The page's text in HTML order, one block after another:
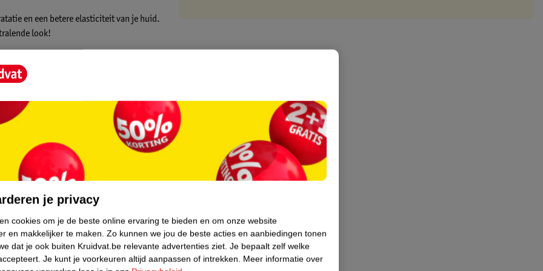
en een betere elasticiteit van je huid.
look!
met een make-upkwast, je vingers of
je privacy
cookies om je de beste online ervaring te bieden en om onze website
en makkelijker te maken. Zo kunnen we jou de beste acties en aanbiedingen tonen
dat je ook buiten Kruidvat.be relevante advertenties ziet. Je bepaalt zelf welke
Je kunt je voorkeuren altijd aanpassen of intrekken. Meer informatie over